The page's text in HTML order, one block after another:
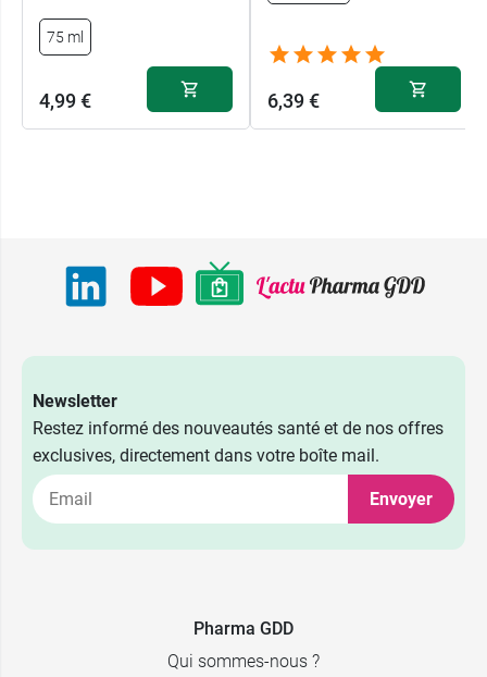
75 ml
4,99 € 6,39 €
Newsletter
Restez informé des nouveautés santé et de nos offres
exclusives, directement dans votre boîte mail.
Envoyer
Pharma GDD
Qui sommes-nous ?